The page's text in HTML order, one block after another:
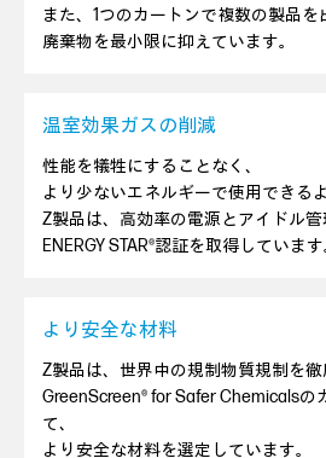
また、1つのカートンで複数の製品を
廃棄物を最小限に抑えています。
温室効果ガスの削減
性能を犠牲にすることなく、
より少ないエネルギーで使用できる
Z製品は、高効率の電源とアイドル管
ENERGY STAR®認証を取得しています
より安全な材料
Z製品は、世界中の規制物質規制を徹
GreenScreen® for Safer Chemicalsの
て、
より安全な材料を選定しています。